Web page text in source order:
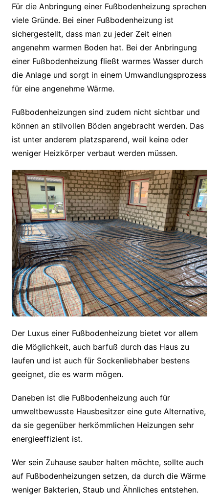
Für die Anbringung einer Fußbodenheizung sprechen
viele Gründe. Bei einer Fußbodenheizung ist
sichergestellt, dass man zu jeder Zeit einen
angenehm warmen Boden hat. Bei der Anbringung
einer Fußbodenheizung fließt warmes Wasser durch
die Anlage und sorgt in einem Umwandlungsprozess
für eine angenehme Wärme.
Fußbodenheizungen sind zudem nicht sichtbar und
können an stilvollen Böden angebracht werden. Das
ist unter anderem platzsparend, weil keine oder
weniger Heizkörper verbaut werden müssen.
Der Luxus einer Fußbodenheizung bietet vor allem
die Möglichkeit, auch barfuß durch das Haus zu
laufen und ist auch für Sockenliebhaber bestens
geeignet, die es warm mögen.
Daneben ist die Fußbodenheizung auch für
umweltbewusste Hausbesitzer eine gute Alternative,
da sie gegenüber herkömmlichen Heizungen sehr
energieeffizient ist.
Wer sein Zuhause sauber halten möchte, sollte auch
auf Fußbodenheizungen setzen, da durch die Wärme
weniger Bakterien, Staub und Ähnliches entstehen.